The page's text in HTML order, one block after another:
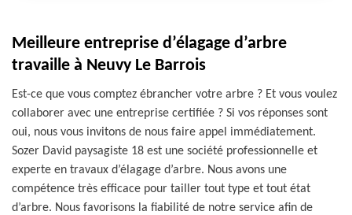
Meilleure entreprise d’élagage d’arbre
travaille à Neuvy Le Barrois
Est-ce que vous comptez ébrancher votre arbre ? Et vous voulez
collaborer avec une entreprise certifiée ? Si vos réponses sont
oui, nous vous invitons de nous faire appel immédiatement.
Sozer David paysagiste 18 est une société professionnelle et
experte en travaux d’élagage d’arbre. Nous avons une
compétence très efficace pour tailler tout type et tout état
d’arbre. Nous favorisons la fiabilité de notre service afin de